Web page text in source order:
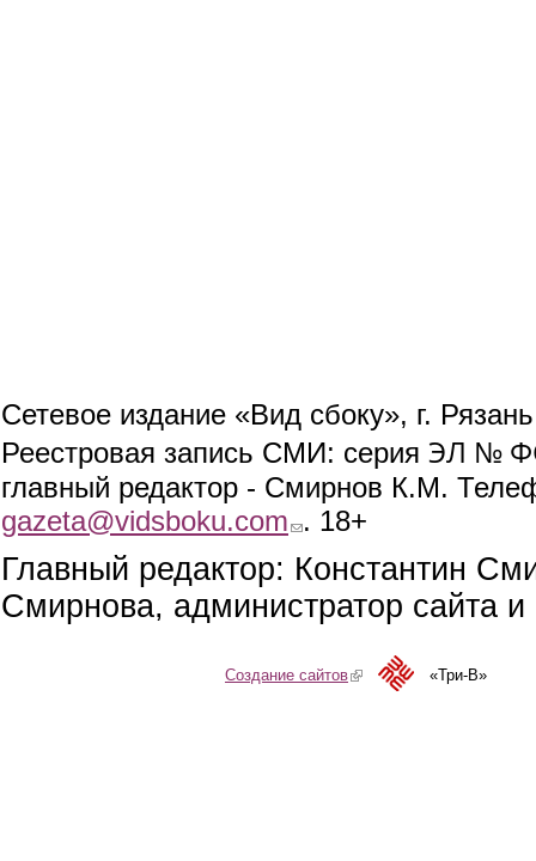
Сетевое издание «Вид сбоку», г.
Реестровая запись СМИ: серия ЭЛ №
главный редактор - Смирнов К.М.
gazeta@vidsboku.com (link sends e-mail)
. 18+
Главный редактор: Константин
Смирнова, администратор сайта
Создание сайтов(link is external)«Три-В»